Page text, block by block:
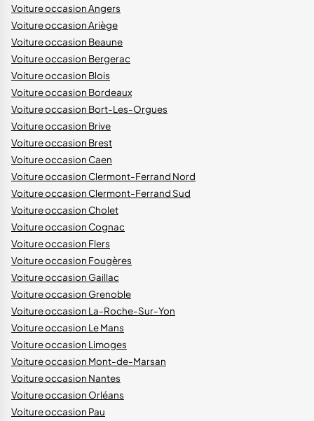
Voiture occasion Angers
Voiture occasion Ariège
Voiture occasion Beaune
Voiture occasion Bergerac
Voiture occasion Blois
Voiture occasion Bordeaux
Voiture occasion Bort-Les-Orgues
Voiture occasion Brive
Voiture occasion Brest
Voiture occasion Caen
Voiture occasion Clermont-Ferrand Nord
Voiture occasion Clermont-Ferrand Sud
Voiture occasion Cholet
Voiture occasion Cognac
Voiture occasion Flers
Voiture occasion Fougères
Voiture occasion Gaillac
Voiture occasion Grenoble
Voiture occasion La-Roche-Sur-Yon
Voiture occasion Le Mans
Voiture occasion Limoges
Voiture occasion Mont-de-Marsan
Voiture occasion Nantes
Voiture occasion Orléans
Voiture occasion Pau